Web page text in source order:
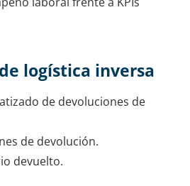
logística inversa
de devoluciones de
de devolución.
devuelto.